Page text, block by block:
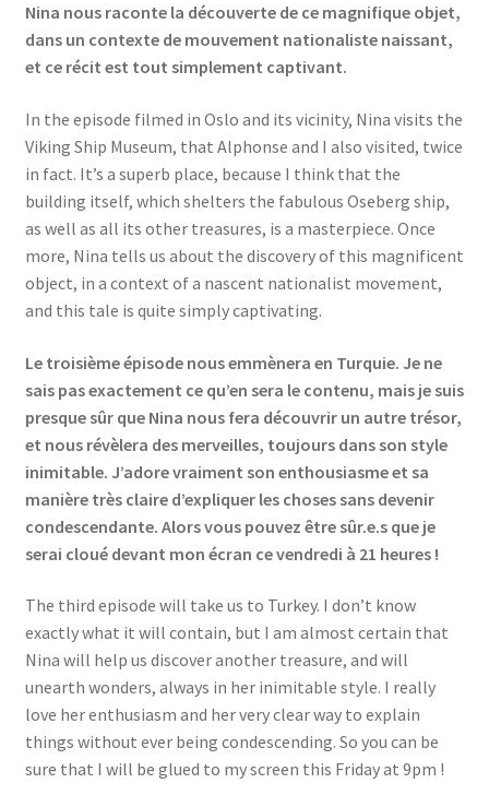
Nina nous raconte la découverte de ce magnifique objet,
dans un contexte de mouvement nationaliste naissant,
et ce récit est tout simplement captivant.
In the episode filmed in Oslo and its vicinity, Nina visits the
Viking Ship Museum, that Alphonse and I also visited, twice
in fact. It’s a superb place, because I think that the
building itself, which shelters the fabulous Oseberg ship,
as well as all its other treasures, is a masterpiece. Once
more, Nina tells us about the discovery of this magnificent
object, in a context of a nascent nationalist movement,
and this tale is quite simply captivating.
Le troisième épisode nous emmènera en Turquie. Je ne
sais pas exactement ce qu’en sera le contenu, mais je suis
presque sûr que Nina nous fera découvrir un autre trésor,
et nous révèlera des merveilles, toujours dans son style
inimitable. J’adore vraiment son enthousiasme et sa
manière très claire d’expliquer les choses sans devenir
condescendante. Alors vous pouvez être sûr.e.s que je
serai cloué devant mon écran ce vendredi à 21 heures !
The third episode will take us to Turkey. I don’t know
exactly what it will contain, but I am almost certain that
Nina will help us discover another treasure, and will
unearth wonders, always in her inimitable style. I really
love her enthusiasm and her very clear way to explain
things without ever being condescending. So you can be
sure that I will be glued to my screen this Friday at 9pm !